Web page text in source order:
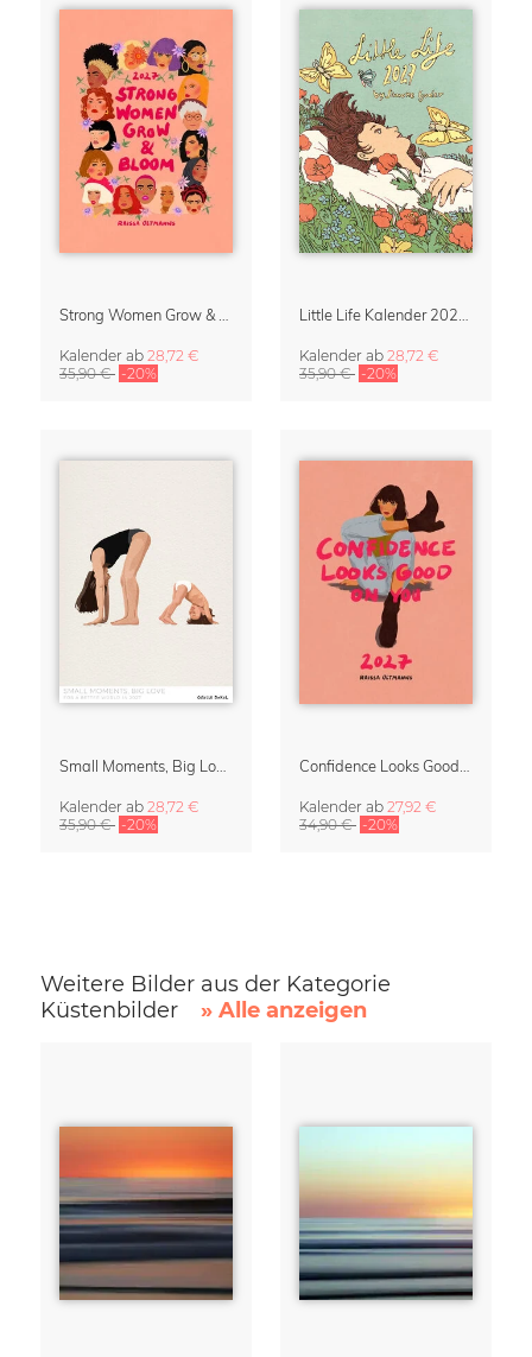
Strong Women Grow & Bloom Kalender 2027
Kalender ab 28,72 €
35,90 € -20%
Little Life Kalender 2027 von Simone Goder
Kalender ab 28,72 €
35,90 € -20%
Small Moments, Big Love – Mutterschaftskalender von Giselle Dekel
Kalender ab 28,72 €
35,90 € -20%
Confidence Looks Good On You Kalender 2027
Kalender ab 27,92 €
34,90 € -20%
Weitere Bilder aus der Kategorie
Küstenbilder
» Alle anzeigen